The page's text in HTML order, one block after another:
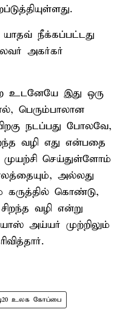
யாதவ் நீக்கப்பட்டது
அகர்கர்
இது ஒரு
பெரும்பாலான
நடப்பது போலவே,
வழி எது என்பதை
முயற்சி செய்துள்ளோம்
அல்லது
கொண்டு,
வழி என்று
அய்யர் முற்றிலும்
உலக கோப்பை